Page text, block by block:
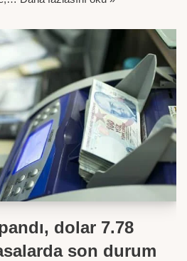
dolar 7.78
son durum